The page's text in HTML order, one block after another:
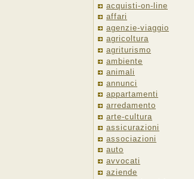
acquisti-on-line
affari
agenzie-viaggio
agricoltura
agriturismo
ambiente
animali
annunci
appartamenti
arredamento
arte-cultura
assicurazioni
associazioni
auto
avvocati
aziende